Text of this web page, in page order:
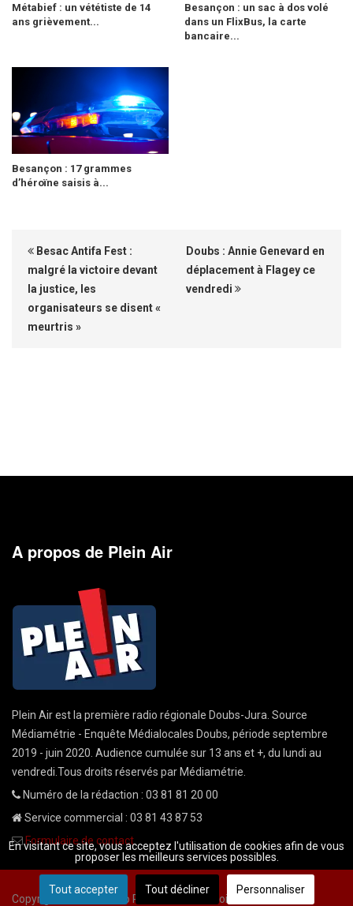
Métabief : un vététiste de 14
ans grièvement...
Besançon : un sac à dos volé
dans un FlixBus, la carte
bancaire...
Besançon : 17 grammes
d’héroïne saisis à...
Besac Antifa Fest :
malgré la victoire devant
la justice, les
organisateurs se disent «
meurtris »
Doubs : Annie Genevard en
déplacement à Flagey ce
vendredi
A propos de Plein Air
Plein Air est la première radio régionale Doubs-Jura. Source
Médiamétrie - Enquête Médialocales Doubs, période septembre
2019 - juin 2020. Audience cumulée sur 13 ans et +, du lundi au
vendredi.Tous droits réservés par Médiamétrie.
Numéro de la rédaction : 03 81 81 20 00
Service commercial : 03 81 43 87 53
Formulaire de contact
Copyright © 2026 Radio Plein Air - Tous droits réservés
En visitant ce site, vous acceptez l'utilisation de cookies afin de vous
proposer les meilleurs services possibles.
Tout accepter Tout décliner Personnaliser